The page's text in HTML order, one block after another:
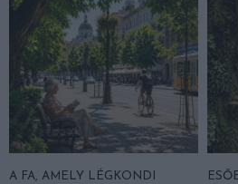
A FA, AMELY LÉGKONDI